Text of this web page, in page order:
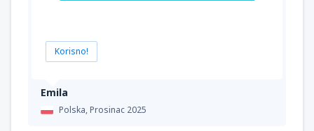
Emila
Polska,Prosinac 2025
Korisno!